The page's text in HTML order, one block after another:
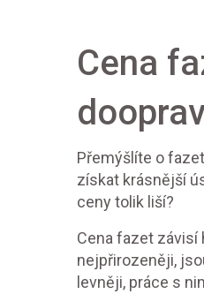
Cena
Přemýšlíte o
získat krásnější
ceny tolik liší?
Cena fazet závisí
nejpřirozeněji,
levněji, práce s